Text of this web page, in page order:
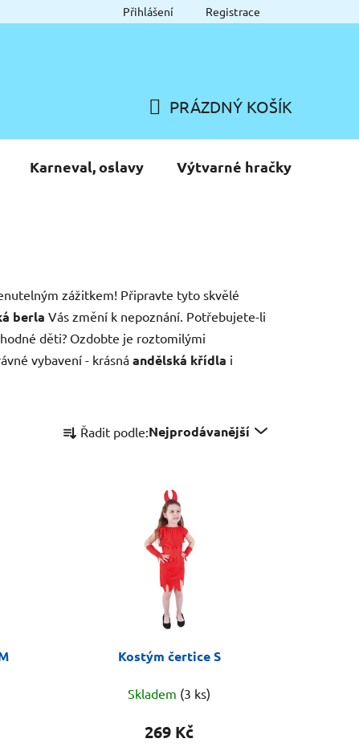
Přihlášení Registrace
KOŠÍK
PRÁZDNÝ KOŠÍK
Karneval, oslavy Výtvarné hračky
zážitkem! Připravte tyto skvělé
berla Vás změní k nepoznání. Potřebujete-li
hodné děti? Ozdobte je roztomilými
vybavení - krásná andělská křídla i
a Řadit podle:Nejprodávanější
Kostým čertice S
Skladem (3 ks)
269 Kč